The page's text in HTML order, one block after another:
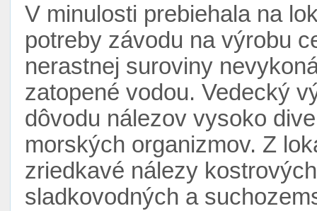
V minulosti prebiehala na
potreby závodu na výrobu
nerastnej suroviny
zatopené vodou. Vedecký
dôvodu nálezov vysoko
morských organizmov. Z
zriedkavé nálezy
sladkovodných a